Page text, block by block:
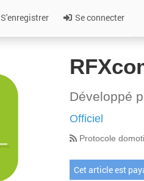
S'enregistrer Se connecter
Développé
Officiel
Protocole
Cet article est